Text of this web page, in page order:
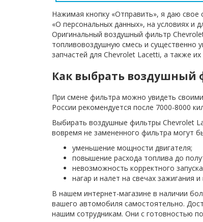
Нажимая кнопку «Отправить», я даю
«О персональных данных», на условиях и
Оригинальный воздушный фильтр
топливовоздушную смесь и существенно
запчастей для Chevrolet Lacetti, а также
Как выбрать воздушный
При смене фильтра можно увидеть
России рекомендуется после 7000-8000
Выбирать воздушные фильтры Chevrolet
вовремя не замененного фильтра могут
уменьшение мощности двигателя;
повышение расхода топлива до
невозможность корректного
нагар и налет на свечах зажигания
В нашем интернет-магазине в наличии
вашего автомобиля самостоятельно.
нашим сотрудникам. Они с готовностью